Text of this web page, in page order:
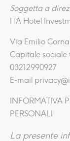
Soggetta a
ITA Hotel
Via Emilio
Capitale sociale
03212990927
E-mail
INFORMATIVA
PERSONALI
La presente